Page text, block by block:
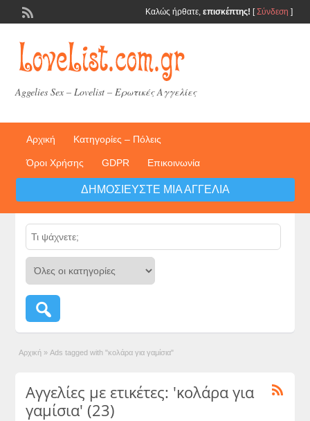
Καλώς ήρθατε, επισκέπτης! [Σύνδεση ]
Aggelies Sex – Lovelist – Ερωτικές Αγγελίες
Αρχική Κατηγορίες – Πόλεις
Όροι Χρήσης GDPR Επικοινωνία
ΔΗΜΟΣΙΕΎΣΤΕ ΜΙΑ ΑΓΓΕΛΊΑ
Αρχική » Ads tagged with "κολάρα για γαμίσια"
Αγγελίες με ετικέτες: 'κολάρα για
γαμίσια' (23)